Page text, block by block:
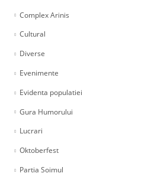
Complex Arinis
Cultural
Diverse
Evenimente
Evidenta populatiei
Gura Humorului
Lucrari
Oktoberfest
Partia Soimul